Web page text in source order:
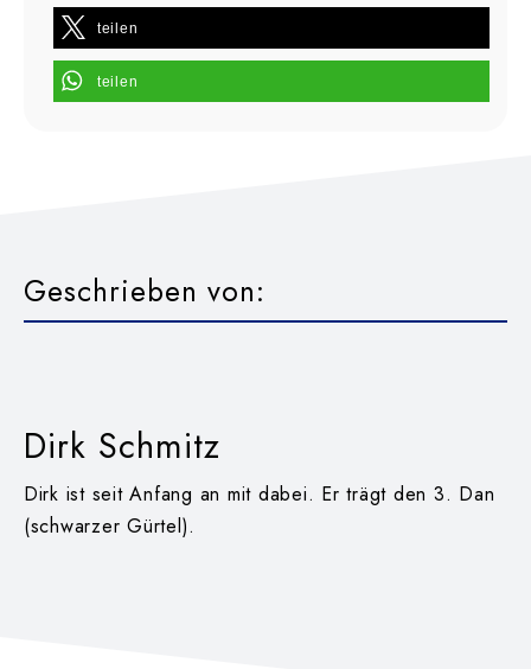
teilen
teilen
Geschrieben von:
Dirk Schmitz
Dirk ist seit Anfang an mit dabei. Er trägt den 3. Dan
(schwarzer Gürtel).